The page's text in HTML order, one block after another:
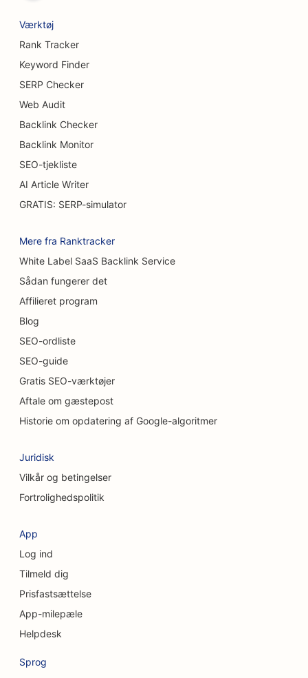
SEO for brystforstørrelsesydelser
SEO for buffetrestauranter
SEO til burgerbiler
SEO for bilforhandlere
SEO for brandsårskirurger
SEO for uformelle restauranter
SEO for kemiske peeling-tjenester
SEO til kattecaféer
SEO for kiropraktorer
SEO til rengøringsservice
SEO for kaffebarer
SEO for kosmetiske kirurger
SEO til tøjbutikker
SEO for kraniofaciale kirurger
SEO for kreditforeninger
SEO for cupcake-butikker
SEO for dansestudier
SEO for daginstitutioner
Værktøj
Rank Tracker
Keyword Finder
SERP Checker
Web Audit
Backlink Checker
Backlink Monitor
SEO-tjekliste
AI Article Writer
GRATIS: SERP-simulator
Mere fra Ranktracker
White Label SaaS Backlink Service
Sådan fungerer det
Affilieret program
Blog
SEO-ordliste
SEO-guide
Gratis SEO-værktøjer
Aftale om gæstepost
Historie om opdatering af Google-algoritmer
Juridisk
Vilkår og betingelser
Fortrolighedspolitik
App
Log ind
Tilmeld dig
Prisfastsættelse
App-milepæle
Helpdesk
Sprog